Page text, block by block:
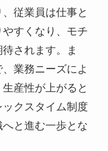
従業員は仕事と
すくなり、モチ
されます。ま
業務ニーズによ
産性が上がると
クスタイム制度
と進む一歩とな